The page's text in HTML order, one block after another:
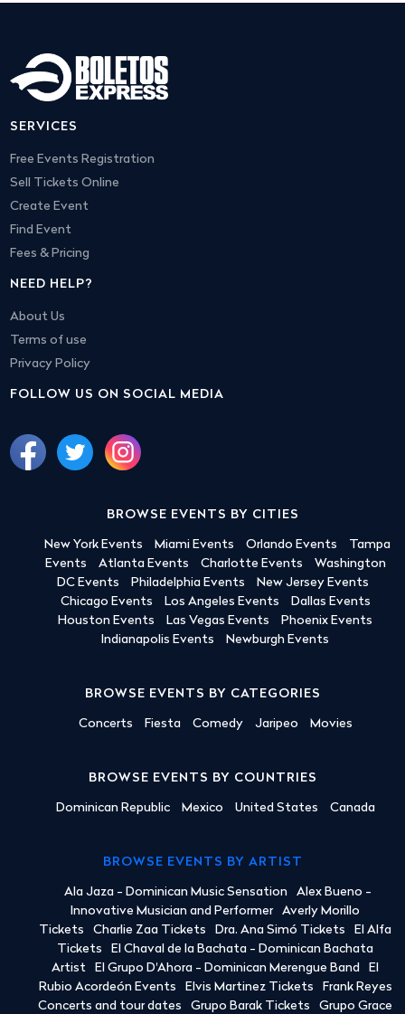
SERVICES
Free Events Registration
Sell Tickets Online
Create Event
Find Event
Fees & Pricing
NEED HELP?
About Us
Terms of use
Privacy Policy
FOLLOW US ON SOCIAL MEDIA
BROWSE EVENTS BY CITIES
New York Events Miami Events Orlando Events
Tampa
Events
Atlanta Events Charlotte Events
Washington
DC Events
Philadelphia Events
New Jersey Events
Chicago Events
Los Angeles Events
Dallas Events
Houston Events
Las Vegas Events
Phoenix Events
Indianapolis Events
Newburgh Events
BROWSE EVENTS BY CATEGORIES
Concerts Fiesta Comedy Jaripeo Movies
BROWSE EVENTS BY COUNTRIES
Dominican Republic Mexico United States Canada
BROWSE EVENTS BY ARTIST
Ala Jaza - Dominican Music Sensation
Alex Bueno -
Innovative Musician and Performer
Averly Morillo
Tickets
Charlie Zaa Tickets Dra. Ana Simó Tickets
El Alfa
Tickets
El Chaval de la Bachata - Dominican Bachata
Artist
El Grupo D'Ahora - Dominican Merengue Band
El
Rubio Acordeón Events
Elvis Martinez Tickets
Frank Reyes
Concerts and tour dates
Grupo Barak Tickets Grupo Grace